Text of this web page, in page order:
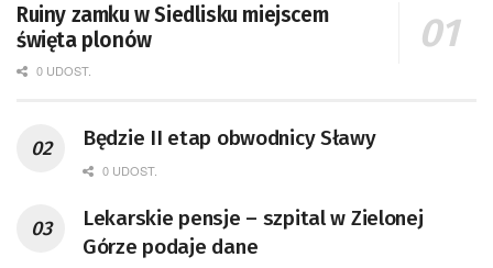
Ruiny zamku w Siedlisku miejscem
święta plonów
0 UDOST.
Będzie II etap obwodnicy Sławy
0 UDOST.
Lekarskie pensje – szpital w Zielonej
Górze podaje dane